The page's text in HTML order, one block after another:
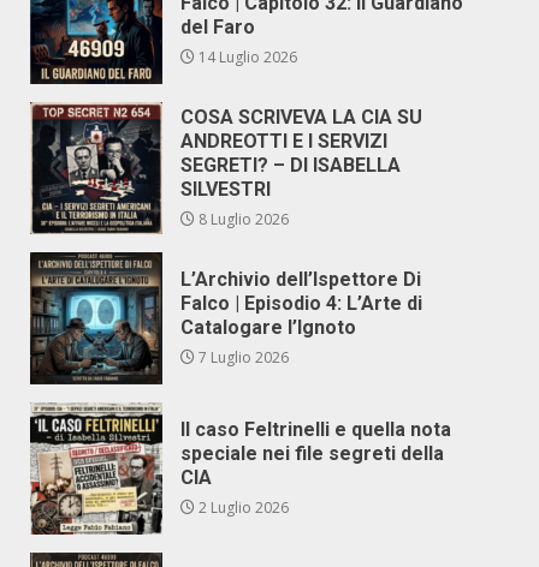
del Faro
14 Luglio 2026
COSA SCRIVEVA LA CIA SU
ANDREOTTI E I SERVIZI
SEGRETI? – DI ISABELLA
SILVESTRI
8 Luglio 2026
L’Archivio dell’Ispettore Di
Falco | Episodio 4: L’Arte di
Catalogare l’Ignoto
7 Luglio 2026
Il caso Feltrinelli e quella nota
speciale nei file segreti della
CIA
2 Luglio 2026